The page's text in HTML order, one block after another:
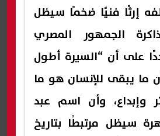
إرثًا فنيًا ضخمًا سيظل
الجمهور المصري
على أن “السيرة أطول
ما يبقى للإنسان هو ما
وإبداع، وأن اسم عبد
سيظل مرتبطًا بتاريخ